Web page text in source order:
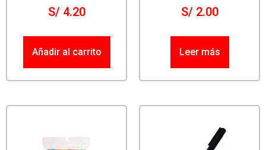
S/4.20
Añadir al carrito
S/2.00
Leer más